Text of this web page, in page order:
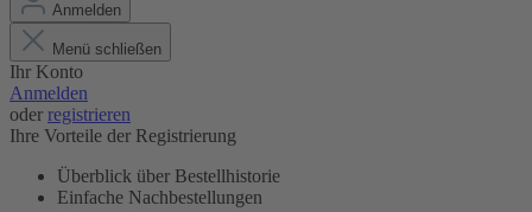
Anmelden
Menü schließen
Ihr Konto
Anmelden
oder registrieren
Ihre Vorteile der Registrierung
Überblick über Bestellhistorie
Einfache Nachbestellungen